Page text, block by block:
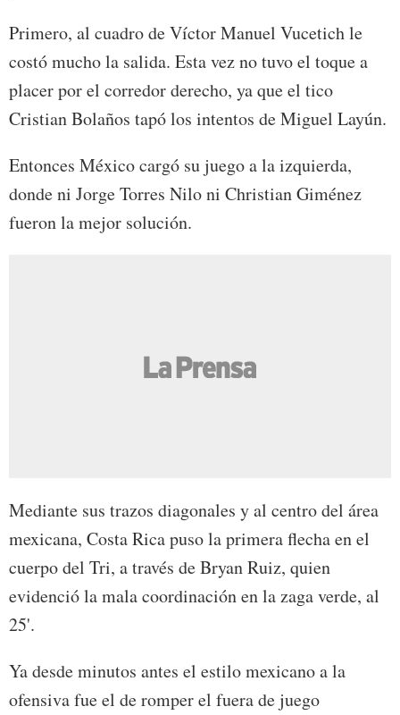
Primero, al cuadro de Víctor Manuel Vucetich le
costó mucho la salida. Esta vez no tuvo el toque a
placer por el corredor derecho, ya que el tico
Cristian Bolaños tapó los intentos de Miguel Layún.
Entonces México cargó su juego a la izquierda,
donde ni Jorge Torres Nilo ni Christian Giménez
fueron la mejor solución.
Mediante sus trazos diagonales y al centro del área
mexicana, Costa Rica puso la primera flecha en el
cuerpo del Tri, a través de Bryan Ruiz, quien
evidenció la mala coordinación en la zaga verde, al
25'.
Ya desde minutos antes el estilo mexicano a la
ofensiva fue el de romper el fuera de juego